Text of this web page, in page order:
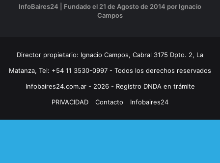
InfoBaires24 | Fundado el 21 de Agosto de 2014 por Ignacio
Campos
Director propietario: Ignacio Campos, Cabral 3175 Dpto. 2, La
Matanza, Tel: +54 11 3530-0997 - Todos los derechos reservados
Infobaires24.com.ar - 2026 - Registro DNDA en trámite
PRIVACIDAD
Contacto Infobaires24